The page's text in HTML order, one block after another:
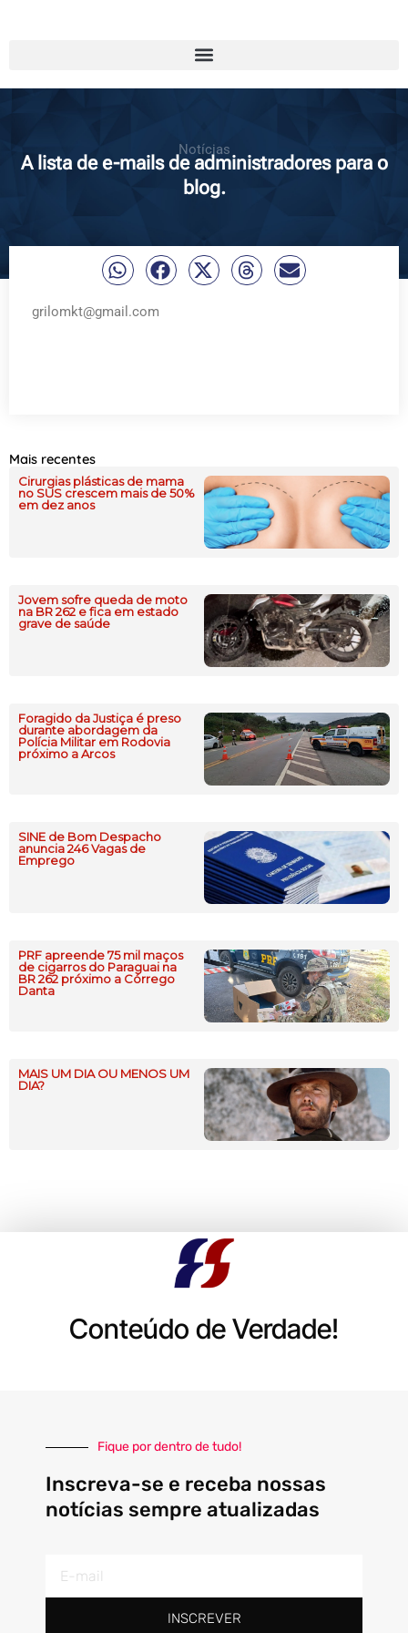
Notícias
A lista de e-mails de administradores para o
blog.
grilomkt@gmail.com
Mais recentes
Cirurgias plásticas de mama
no SUS crescem mais de 50%
em dez anos
Jovem sofre queda de moto
na BR 262 e fica em estado
grave de saúde
Foragido da Justiça é preso
durante abordagem da
Polícia Militar em Rodovia
próximo a Arcos
SINE de Bom Despacho
anuncia 246 Vagas de
Emprego
PRF apreende 75 mil maços
de cigarros do Paraguai na
BR 262 próximo a Córrego
Danta
MAIS UM DIA OU MENOS UM
DIA?
Conteúdo de Verdade!
Fique por dentro de tudo!
Inscreva-se e receba nossas
notícias sempre atualizadas
mail
INSCREVER